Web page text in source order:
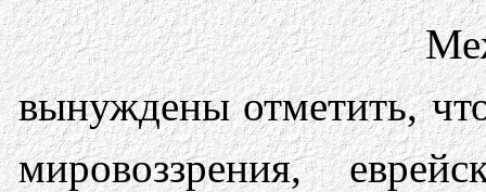
вынуждены отметить,
мировоззрения,